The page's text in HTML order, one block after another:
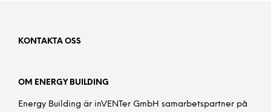
KONTAKTA OSS
OM ENERGY BUILDING
Energy Building är inVENTer GmbH samarbetspartner på